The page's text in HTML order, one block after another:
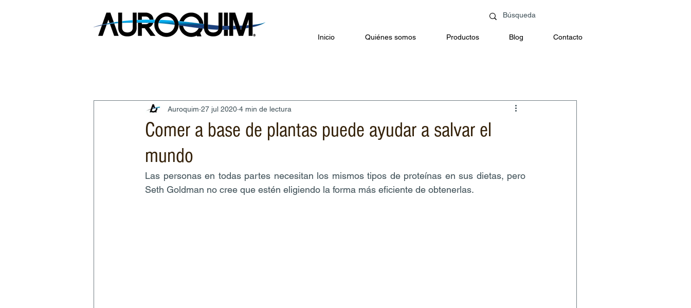
Inicio Quiénes somos Productos Blog Contacto
Comer a base de plantas puede ayudar a salvar el
mundo
Auroquim 27 jul 2020 4 min de lectura
Las personas en todas partes necesitan los mismos tipos de proteínas en sus dietas, pero
Seth Goldman no cree que estén eligiendo la forma más eficiente de obtenerlas.